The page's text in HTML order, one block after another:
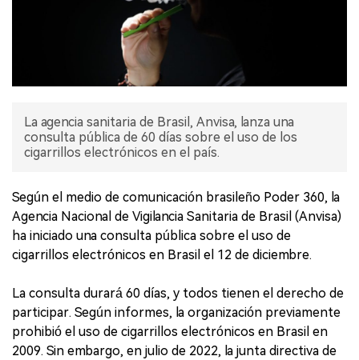
La agencia sanitaria de Brasil, Anvisa, lanza una
consulta pública de 60 días sobre el uso de los
cigarrillos electrónicos en el país.
Según el medio de comunicación brasileño Poder 360, la
Agencia Nacional de Vigilancia Sanitaria de Brasil (Anvisa)
ha iniciado una consulta pública sobre el uso de
cigarrillos electrónicos en Brasil el 12 de diciembre.
La consulta durará 60 días, y todos tienen el derecho de
participar. Según informes, la organización previamente
prohibió el uso de cigarrillos electrónicos en Brasil en
2009. Sin embargo, en julio de 2022, la junta directiva de